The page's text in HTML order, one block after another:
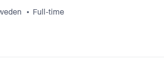
Full-time